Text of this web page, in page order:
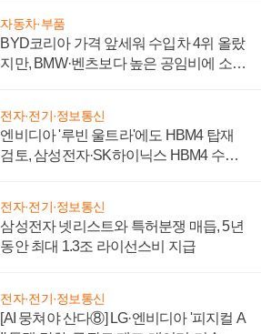
자동차·부품
BYD코리아 가격 앞세워 수입차 4위 올랐
지만, BMW·벤츠보다 높은 공임비에 소비
전자·전기·정보통신
엔비디아 '루빈 울트라'에도 HBM4 탑재
검토, 삼성전자·SK하이닉스 HBM4 수율
전자·전기·정보통신
삼성전자 넷리스트와 특허분쟁 매듭, 5년
동안 최대 1.3조 라이선스비 지급
전자·전기·정보통신
[AI 뭉쳐야 산다⑧] LG·엔비디아 '피지컬 A